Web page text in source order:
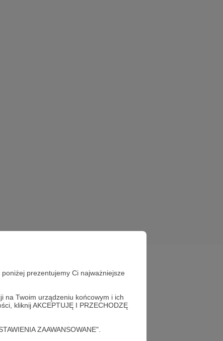
prezentujemy Ci najważniejsze
na Twoim urządzeniu końcowym i ich
kliknij AKCEPTUJĘ I PRZECHODZĘ
ZAAWANSOWANE".